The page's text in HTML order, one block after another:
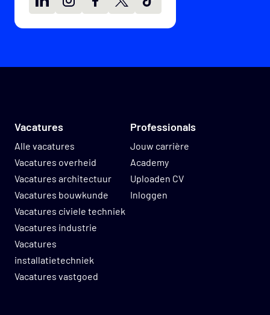
LinkedInInstagram
Facebook
X TikTok
Vacatures
Alle vacatures
Vacatures overheid
Vacatures architectuur
Vacatures bouwkunde
Vacatures civiele techniek
Vacatures industrie
Vacatures
installatietechniek
Vacatures vastgoed
Professionals
Jouw carrière
Academy
Uploaden CV
Inloggen